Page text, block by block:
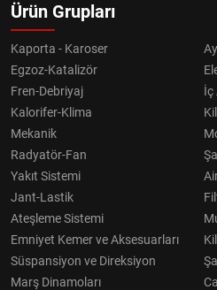
Ürün Grupları
Kaporta - Karoser
Egzoz-Katalizör
Fren-Debriyaj
İç
Kalorifer-Klima
Mekanik
Radyatör-Fan
Yakıt Sistemi
Jant-Lastik
Ateşleme Sistemi
Emniyet Kemer ve Aksesuarları
Süspansiyon ve Direksiyon
Marş Dinamoları